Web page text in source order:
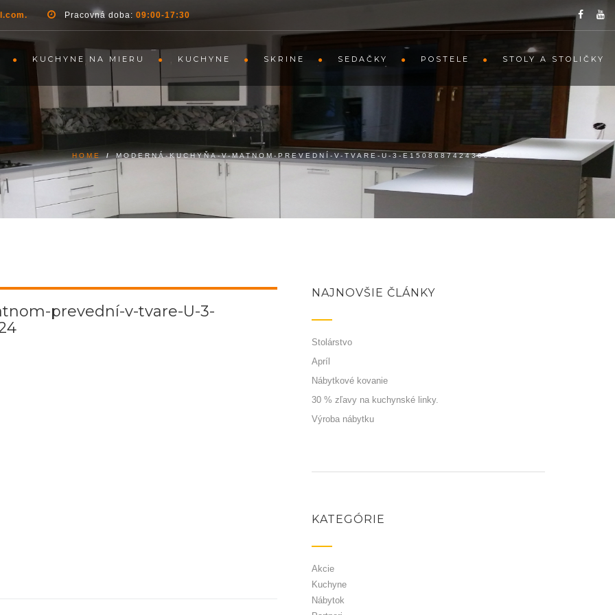
Pracovná doba: 09:00-17:30
KUCHYNE NA MIERU KUCHYNE SKRINE SEDAČKY POSTELE STOLY A STOLIČKY
HOME / MODERNÁ-KUCHYŇA-V-MATNOM-PREVEDNÍ-V-TVARE-U-3-E1508687424300-576×1024
prevední-v-tvare-U-3-
NAJNOVŠIE ČLÁNKY
Stolárstvo
Apríl
Nábytkové kovanie
30 % zľavy na kuchynské linky.
Výroba nábytku
KATEGÓRIE
Akcie
Kuchyne
Nábytok